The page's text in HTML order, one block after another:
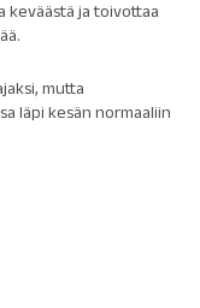
keväästä ja toivottaa
mutta
läpi kesän normaaliin